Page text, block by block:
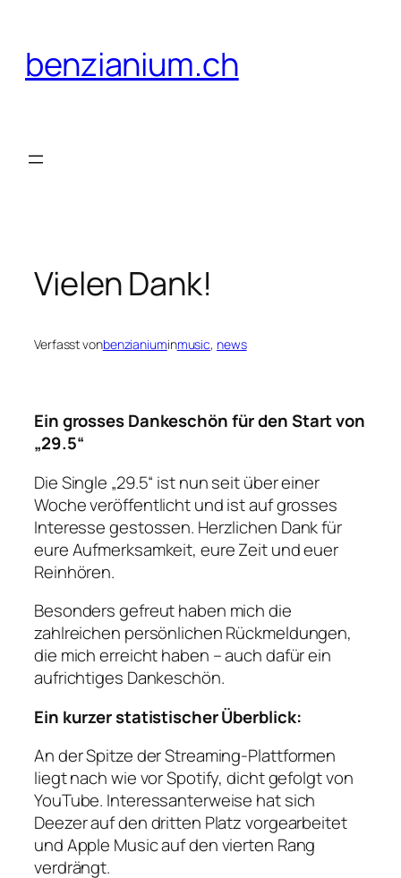
springen
benzianium.ch
Vielen Dank!
Verfasst vonbenzianiuminmusic, news
Ein grosses Dankeschön für den Start von
„29.5“
Die Single „29.5“ ist nun seit über einer
Woche veröffentlicht und ist auf grosses
Interesse gestossen. Herzlichen Dank für
eure Aufmerksamkeit, eure Zeit und euer
Reinhören.
Besonders gefreut haben mich die
zahlreichen persönlichen Rückmeldungen,
die mich erreicht haben – auch dafür ein
aufrichtiges Dankeschön.
Ein kurzer statistischer Überblick:
An der Spitze der Streaming-Plattformen
liegt nach wie vor Spotify, dicht gefolgt von
YouTube. Interessanterweise hat sich
Deezer auf den dritten Platz vorgearbeitet
und Apple Music auf den vierten Rang
verdrängt.